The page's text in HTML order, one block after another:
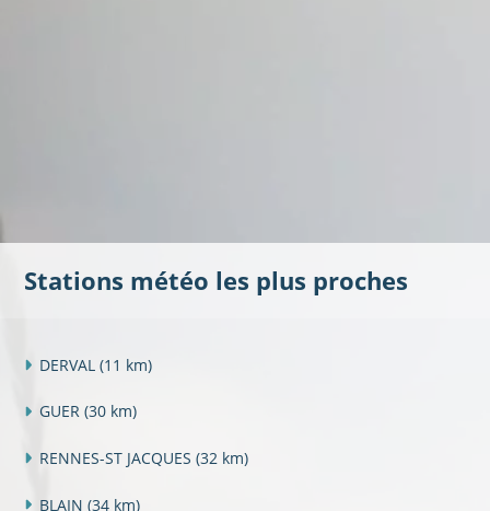
Stations météo les plus proches
DERVAL (11 km)
GUER (30 km)
RENNES-ST JACQUES (32 km)
BLAIN (34 km)